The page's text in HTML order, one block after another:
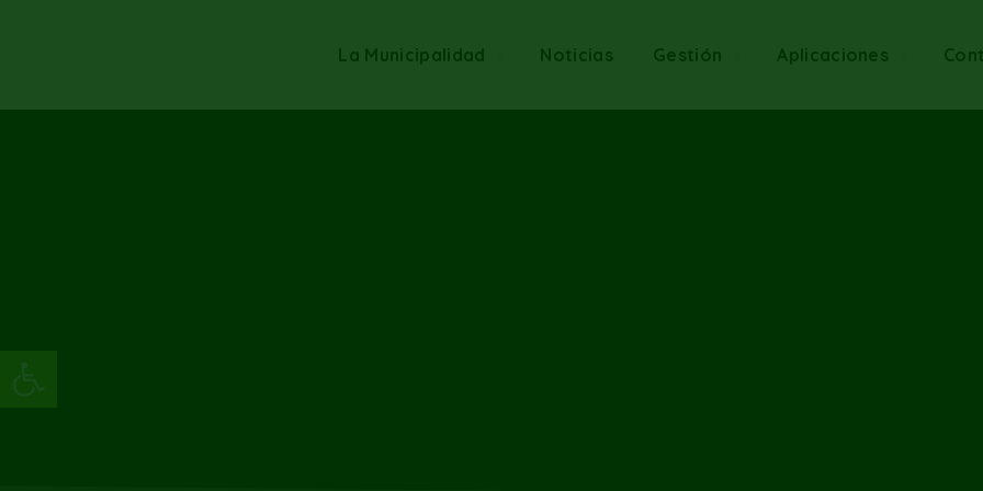
La Municipalidad Noticias Gestión Aplicaciones
Abrir barra de herramientas